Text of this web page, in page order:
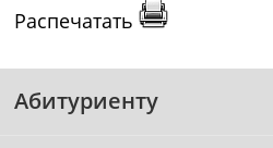
Распечатать
Абитуриенту